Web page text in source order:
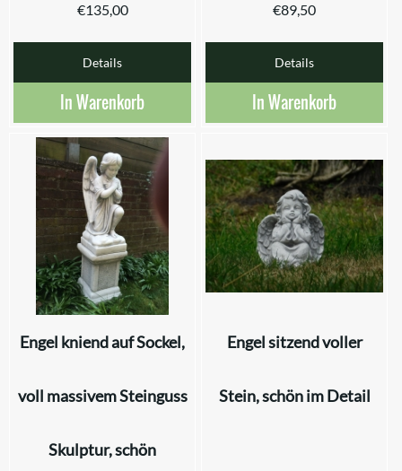
€135,00
Details
In Warenkorb
€89,50
Details
In Warenkorb
Engel kniend auf Sockel,
voll massivem Steinguss
Skulptur, schön
Engel sitzend voller
Stein, schön im Detail